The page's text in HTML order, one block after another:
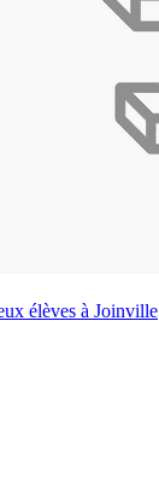
élèves à Joinville